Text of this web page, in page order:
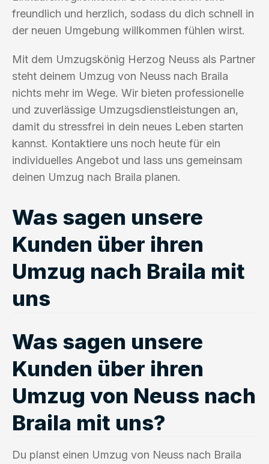
freundlich und herzlich, sodass du dich schnell in
der neuen Umgebung willkommen fühlen wirst.
Mit dem Umzugskönig Herzog Neuss als Partner
steht deinem Umzug von Neuss nach Braila
nichts mehr im Wege. Wir bieten professionelle
und zuverlässige Umzugsdienstleistungen an,
damit du stressfrei in dein neues Leben starten
kannst. Kontaktiere uns noch heute für ein
individuelles Angebot und lass uns gemeinsam
deinen Umzug nach Braila planen.
Was sagen unsere
Kunden über ihren
Umzug nach Braila mit
uns
Was sagen unsere
Kunden über ihren
Umzug von Neuss nach
Braila mit uns?
Du planst einen Umzug von Neuss nach Braila